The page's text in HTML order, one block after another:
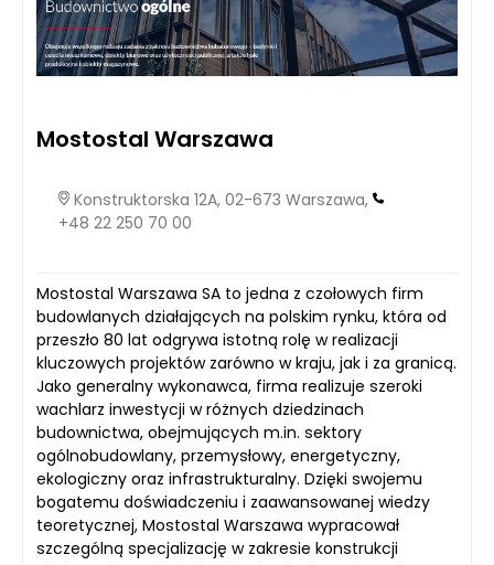
Mostostal Warszawa
Konstruktorska 12A, 02-673 Warszawa,
+48 22 250 70 00
Mostostal Warszawa SA to jedna z czołowych firm
budowlanych działających na polskim rynku, która od
przeszło 80 lat odgrywa istotną rolę w realizacji
kluczowych projektów zarówno w kraju, jak i za granicą.
Jako generalny wykonawca, firma realizuje szeroki
wachlarz inwestycji w różnych dziedzinach
budownictwa, obejmujących m.in. sektory
ogólnobudowlany, przemysłowy, energetyczny,
ekologiczny oraz infrastrukturalny. Dzięki swojemu
bogatemu doświadczeniu i zaawansowanej wiedzy
teoretycznej, Mostostal Warszawa wypracował
szczególną specjalizację w zakresie konstrukcji